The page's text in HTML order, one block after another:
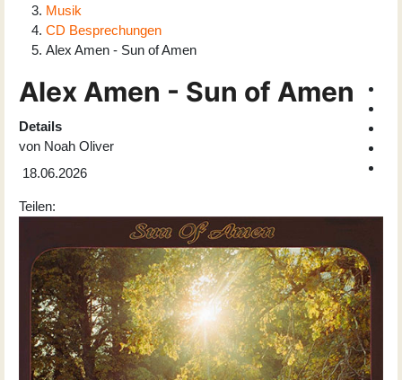
Musik
CD Besprechungen
Alex Amen - Sun of Amen
Alex Amen - Sun of Amen
Details
von Noah Oliver
18.06.2026
Teilen: